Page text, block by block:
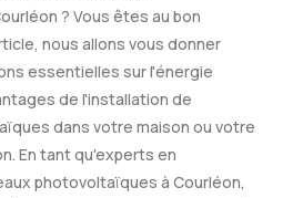
? Vous êtes au bon
nous allons vous donner
essentielles sur l'énergie
de l'installation de
dans votre maison ou votre
En tant qu'experts en
photovoltaïques à Courléon,